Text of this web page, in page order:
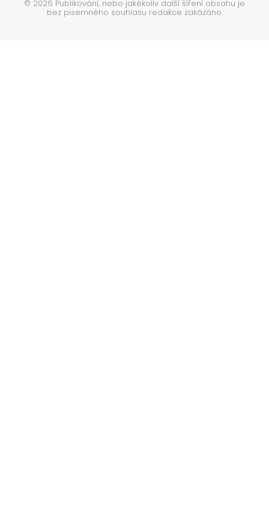
© 2026 Publikování, nebo jakékoliv další šíření obsahu je
bez písemného souhlasu redakce zakázáno.